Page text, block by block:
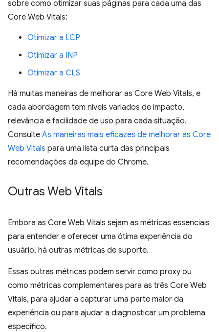
sobre como otimizar suas páginas para cada uma das
Core Web Vitals:
Otimizar a LCP
Otimizar a INP
Otimizar a CLS
Há muitas maneiras de melhorar as Core Web Vitals, e
cada abordagem tem níveis variados de impacto,
relevância e facilidade de uso para cada situação.
Consulte As maneiras mais eficazes de melhorar as Core
Web Vitals para uma lista curta das principais
recomendações da equipe do Chrome.
Outras Web Vitals
Embora as Core Web Vitals sejam as métricas essenciais
para entender e oferecer uma ótima experiência do
usuário, há outras métricas de suporte.
Essas outras métricas podem servir como proxy ou
como métricas complementares para as três Core Web
Vitals, para ajudar a capturar uma parte maior da
experiência ou para ajudar a diagnosticar um problema
específico.